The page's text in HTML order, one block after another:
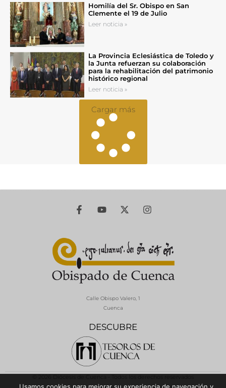
Homilía del Sr. Obispo en San
Clemente el 19 de Julio
Leer noticia »
La Provincia Eclesiástica de Toledo y
la Junta refuerzan su colaboración
para la rehabilitación del patrimonio
histórico regional
Leer noticia »
Cargar más
DESCUBRE
Calle Obispo Valero, 1
Cuenca